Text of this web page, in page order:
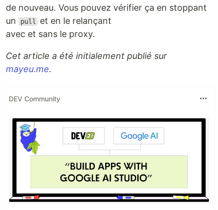
de nouveau. Vous pouvez vérifier ça en stoppant
un
pull
et en le relançant
avec et sans le proxy.
Cet article a été initialement publié sur
mayeu.me.
DEV Community